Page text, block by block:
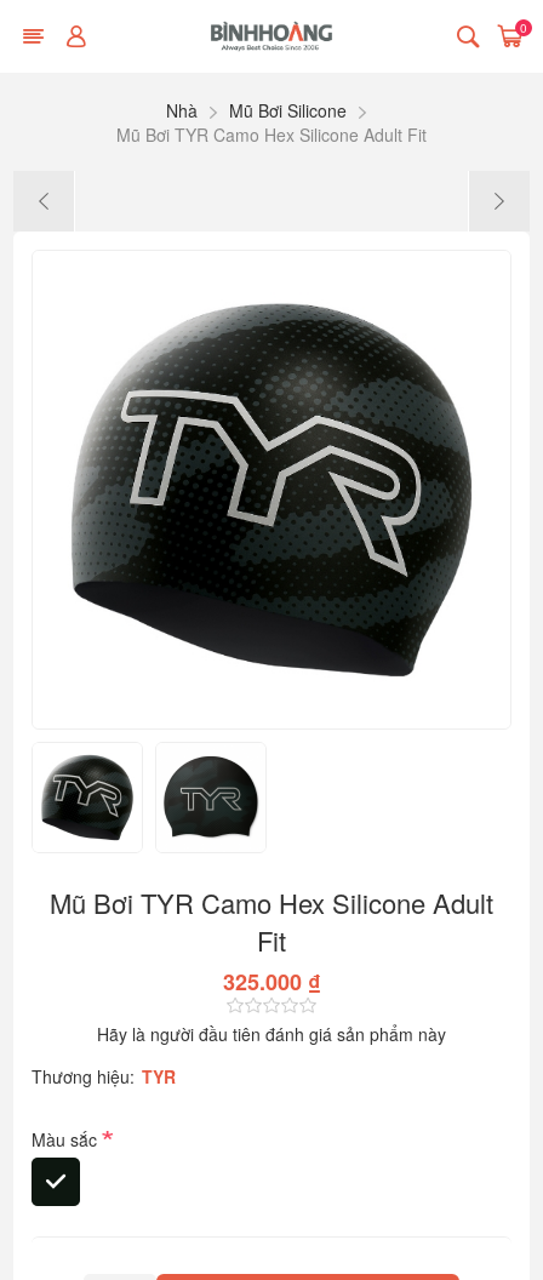
0
Nhà
Mũ Bơi Silicone
Mũ Bơi TYR Camo Hex Silicone Adult Fit
Mũ Bơi TYR Camo Hex Silicone Adult
Fit
325.000 ₫
Hãy là người đầu tiên đánh giá sản phẩm này
Thương hiệu: TYR
Màu sắc*